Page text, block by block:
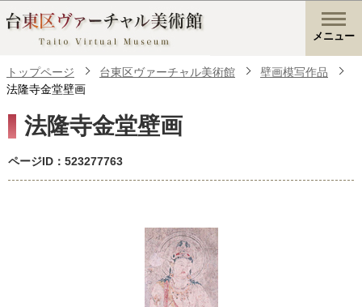
メニュー
トップページ 台東区ヴァーチャル美術館
壁画模写作品
法隆寺金堂壁画
法隆寺金堂壁画
ページID：523277763